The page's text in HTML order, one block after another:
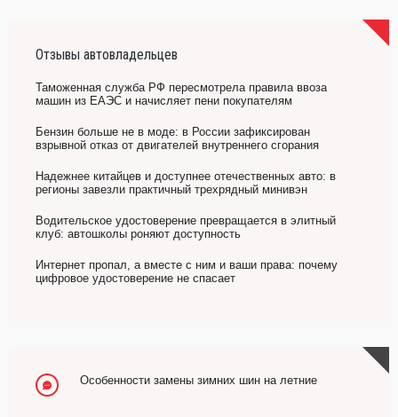
Отзывы автовладельцев
Таможенная служба РФ пересмотрела правила ввоза
машин из ЕАЭС и начисляет пени покупателям
Бензин больше не в моде: в России зафиксирован
взрывной отказ от двигателей внутреннего сгорания
Надежнее китайцев и доступнее отечественных авто: в
регионы завезли практичный трехрядный минивэн
Водительское удостоверение превращается в элитный
клуб: автошколы роняют доступность
Интернет пропал, а вместе с ним и ваши права: почему
цифровое удостоверение не спасает
Особенности замены зимних шин на летние